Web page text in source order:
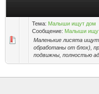
Тема: Малыши ищут дом
Сообщение: Малыши
Маленькие лисята
обработаны от блох),
подвижны, полностью